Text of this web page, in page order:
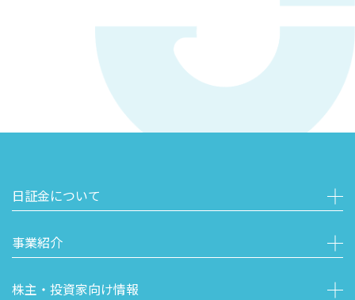
日証金について
事業紹介
株主・投資家向け情報